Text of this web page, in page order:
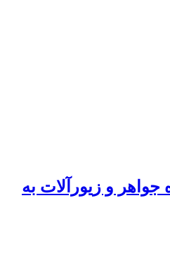
جواهر و زیورآلات به